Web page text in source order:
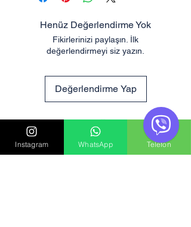
Henüz Değerlendirme Yok
Fikirlerinizi paylaşın. İlk
değerlendirmeyi siz yazın.
Değerlendirme Yap
Benzer Ürünler
Instagram WhatsApp Telefon